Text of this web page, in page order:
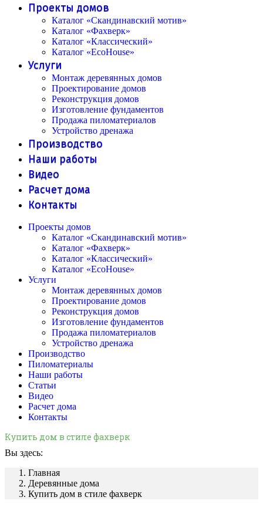
Проекты домов
Каталог «Скандинавский мотив»
Каталог «Фахверк»
Каталог «Классический»
Каталог «EcoHouse»
Услуги
Монтаж деревянных домов
Проектирование домов
Реконструкция домов
Изготовление фундаментов
Продажа пиломатериалов
Устройство дренажа
Производство
Наши работы
Видео
Расчет дома
Контакты
Проекты домов
Каталог «Скандинавский мотив»
Каталог «Фахверк»
Каталог «Классический»
Каталог «EcoHouse»
Услуги
Монтаж деревянных домов
Проектирование домов
Реконструкция домов
Изготовление фундаментов
Продажа пиломатериалов
Устройство дренажа
Производство
Пиломатериалы
Наши работы
Статьи
Видео
Расчет дома
Контакты
Купить дом в стиле фахверк
Вы здесь:
Главная
Деревянные дома
Купить дом в стиле фахверк